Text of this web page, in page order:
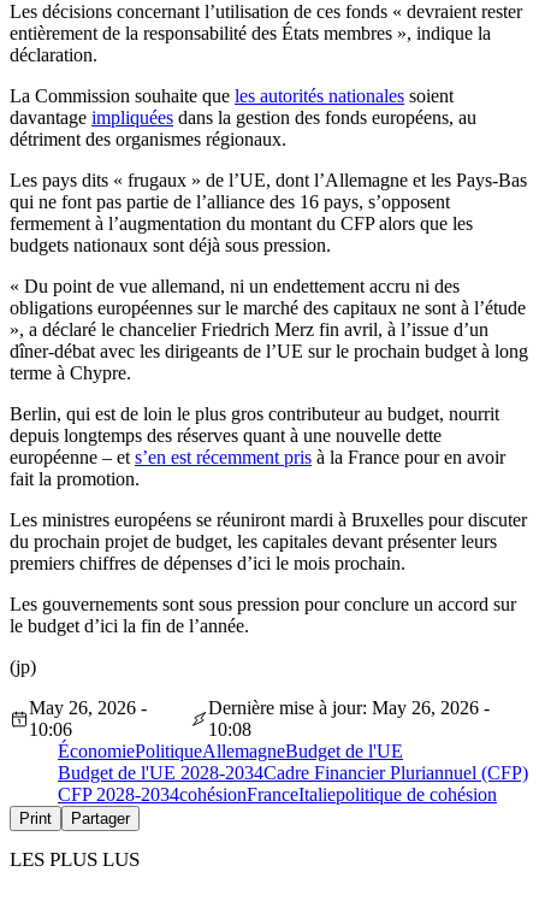
Les décisions concernant l’utilisation de ces fonds « devraient rester
entièrement de la responsabilité des États membres », indique la
déclaration.
La Commission souhaite que les autorités nationales soient
davantage impliquées dans la gestion des fonds européens, au
détriment des organismes régionaux.
Les pays dits « frugaux » de l’UE, dont l’Allemagne et les Pays-Bas
qui ne font pas partie de l’alliance des 16 pays, s’opposent
fermement à l’augmentation du montant du CFP alors que les
budgets nationaux sont déjà sous pression.
« Du point de vue allemand, ni un endettement accru ni des
obligations européennes sur le marché des capitaux ne sont à l’étude
», a déclaré le chancelier Friedrich Merz fin avril, à l’issue d’un
dîner-débat avec les dirigeants de l’UE sur le prochain budget à long
terme à Chypre.
Berlin, qui est de loin le plus gros contributeur au budget, nourrit
depuis longtemps des réserves quant à une nouvelle dette
européenne – et s’en est récemment pris à la France pour en avoir
fait la promotion.
Les ministres européens se réuniront mardi à Bruxelles pour discuter
du prochain projet de budget, les capitales devant présenter leurs
premiers chiffres de dépenses d’ici le mois prochain.
Les gouvernements sont sous pression pour conclure un accord sur
le budget d’ici la fin de l’année.
(jp)
May 26, 2026 -
10:06
Dernière mise à jour: May 26, 2026 -
10:08
ÉconomiePolitiqueAllemagneBudget de l'UE
Budget de l'UE 2028-2034Cadre Financier Pluriannuel (CFP)
CFP 2028-2034cohésionFranceItaliepolitique de cohésion
Print Partager
LES PLUS LUS